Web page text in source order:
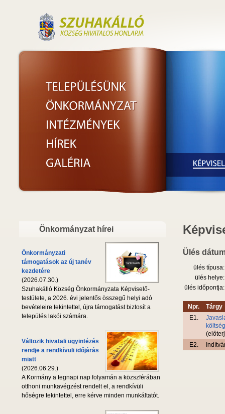
Önkormányzat hírei
Önkormányzati
támogatások az új tanév
kezdetére
(2026.07.30.)
Szuhakálló Község Önkormányzata Képviselő-
testülete, a 2026. évi jelentős összegű helyi adó
bevételeire tekintettel, újra támogatást biztosít a
település lakói számára.
Változik hivatali ügyintézés
rendje a rendkívüli időjárás
miatt
(2026.06.29.)
A Kormány a tegnapi nap folyamán a közszférában
otthoni munkavégzést rendelt el, a rendkívüli
hőségre tekintettel, erre kérve minden munkáltatót.
Ülés
ülés típusa:
ülés helye:
ülés időpontja:
Npr.
Tárgy
E1.
E2.